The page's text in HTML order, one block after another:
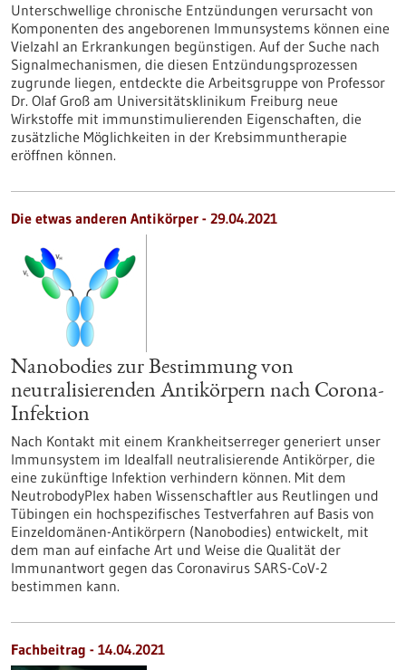
Unterschwellige chronische Entzündungen verursacht von
Komponenten des angeborenen Immunsystems können eine
Vielzahl an Erkrankungen begünstigen. Auf der Suche nach
Signalmechanismen, die diesen Entzündungsprozessen
zugrunde liegen, entdeckte die Arbeitsgruppe von Professor
Dr. Olaf Groß am Universitätsklinikum Freiburg neue
Wirkstoffe mit immunstimulierenden Eigenschaften, die
zusätzliche Möglichkeiten in der Krebsimmuntherapie
eröffnen können.
Die etwas anderen Antikörper - 29.04.2021
Nanobodies zur Bestimmung von
neutralisierenden Antikörpern nach Corona-
Infektion
Nach Kontakt mit einem Krankheitserreger generiert unser
Immunsystem im Idealfall neutralisierende Antikörper, die
eine zukünftige Infektion verhindern können. Mit dem
NeutrobodyPlex haben Wissenschaftler aus Reutlingen und
Tübingen ein hochspezifisches Testverfahren auf Basis von
Einzeldomänen-Antikörpern (Nanobodies) entwickelt, mit
dem man auf einfache Art und Weise die Qualität der
Immunantwort gegen das Coronavirus SARS-CoV-2
bestimmen kann.
Fachbeitrag - 14.04.2021